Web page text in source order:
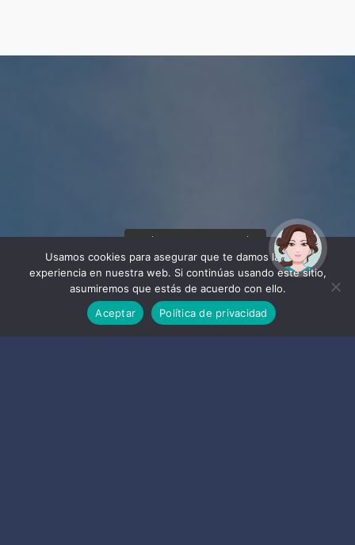
Usamos cookies para asegurar que te damos la mejor
experiencia en nuestra web. Si continúas usando este sitio,
asumiremos que estás de acuerdo con ello.
Aceptar
Política de privacidad
¡Hola! Soy Noy. ¿Puedo
ayudarte?